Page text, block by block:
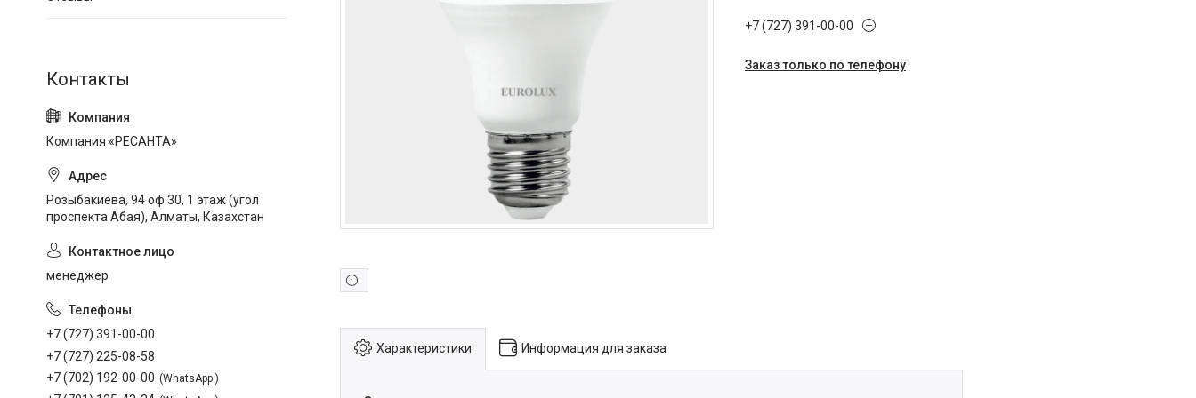
+7 (727) 391-00-00
Заказ только по телефону
Характеристики Информация для заказа
Компания «РЕСАНТА»
Розыбакиева, 94 оф.30, 1 этаж (угол
проспекта Абая), Алматы, Казахстан
менеджер
+7 (727) 391-00-00
+7 (727) 225-08-58
+7 (702) 192-00-00
WhatsApp